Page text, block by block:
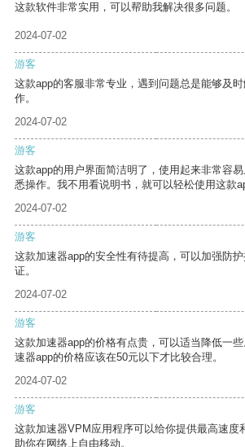
这款软件非常实用，可以帮助我解决很多问题。
2024-07-02
游客
这款app的客服非常专业，遇到问题总是能够及
作。
2024-07-02
游客
这款app的用户界面简洁明了，使用起来非常容
悉操作。我不用看说明书，就可以轻松使用这款
2024-07-02
游客
这款加速器app的安全性有待提高，可以加强防
证。
2024-07-02
游客
这款加速器app的价格有点贵，可以适当降低一
速器app的价格应该在50元以下才比较合理。
2024-07-02
游客
这款加速器VPM应用程序可以给你提供最高速度
助你在网络上自由移动。